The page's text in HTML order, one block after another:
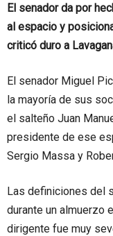
El senador da por
al espacio y
criticó duro a
El senador Miguel
la mayoría de sus
el salteño Juan
presidente de ese
Sergio Massa y
Las definiciones del
durante un almuerzo
dirigente fue muy